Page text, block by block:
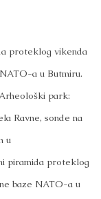
proteklog vikenda
a u Butmiru.
park:
Ravne, sonde na
u
piramida proteklog
baze NATO-a u